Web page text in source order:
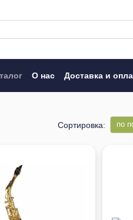
О нас Доставка и
Сортировка: по